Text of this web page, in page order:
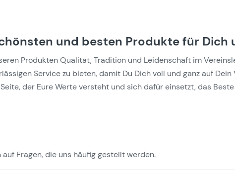
und besten Produkte für Dich
Produkten Qualität, Tradition und Leidenschaft im
Service zu bieten, damit Du Dich voll und ganz auf
der Eure Werte versteht und sich dafür einsetzt, das
Fragen, die uns häufig gestellt werden.